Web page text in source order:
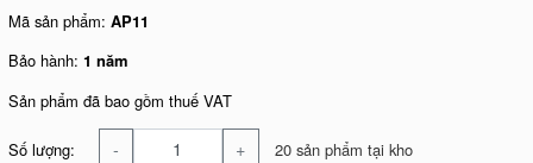
Mã sản phẩm:AP11
Bảo hành:1 năm
Sản phẩm đã bao gồm thuế VAT
Số lượng: - + 20 sản phẩm tại kho